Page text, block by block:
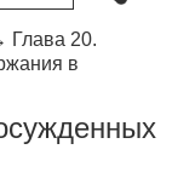
Глава 20.
в